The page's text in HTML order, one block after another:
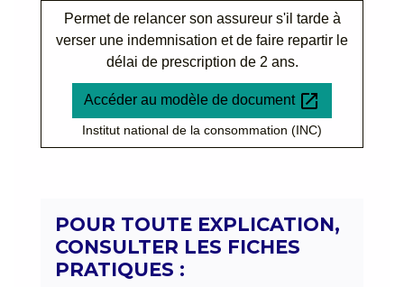
Permet de relancer son assureur s'il tarde à
verser une indemnisation et de faire repartir le
délai de prescription de 2 ans.
Accéder au modèle de document open_in_new
Institut national de la consommation (INC)
POUR TOUTE EXPLICATION,
CONSULTER LES FICHES
PRATIQUES :